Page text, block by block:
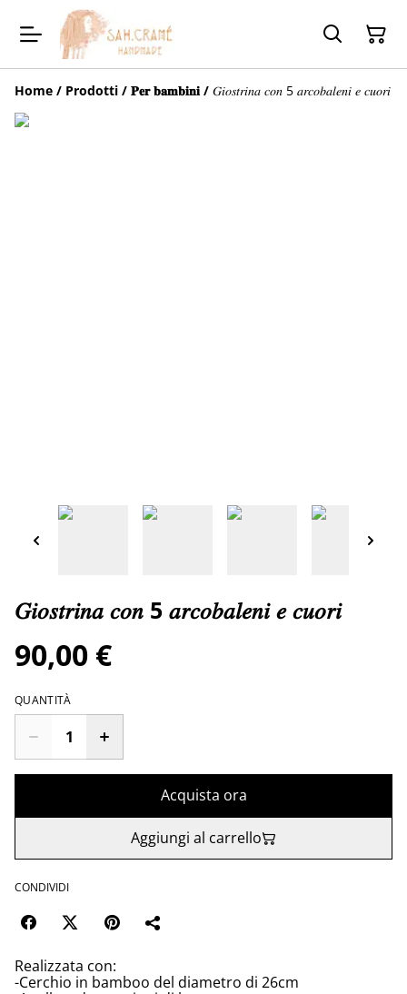
Home / Prodotti / 𝐏𝐞𝐫 𝐛𝐚𝐦𝐛𝐢𝐧𝐢 / 𝐺𝑖𝑜𝑠𝑡𝑟𝑖𝑛𝑎 𝑐𝑜𝑛 5 𝑎𝑟𝑐𝑜𝑏𝑎𝑙𝑒𝑛𝑖 𝑒 𝑐𝑢𝑜𝑟𝑖
𝐺𝑖𝑜𝑠𝑡𝑟𝑖𝑛𝑎 𝑐𝑜𝑛 5 𝑎𝑟𝑐𝑜𝑏𝑎𝑙𝑒𝑛𝑖 𝑒 𝑐𝑢𝑜𝑟𝑖
90,00 €
QUANTITÀ
Acquista ora
Aggiungi al carrello
CONDIVIDI
Realizzata con:
-Cerchio in bamboo del diametro di 26cm